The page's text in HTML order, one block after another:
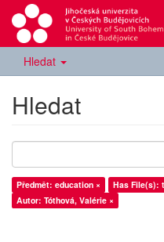
Hledat
Hledat
Předmět: education × Has File(s):
Autor: Tóthová, Valérie ×